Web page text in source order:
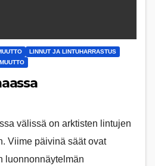
LINNUT JA LINTUHARRASTUS
välissä on arktisten lintujen
Viime päivinä säät ovat
luonnonnäytelmän